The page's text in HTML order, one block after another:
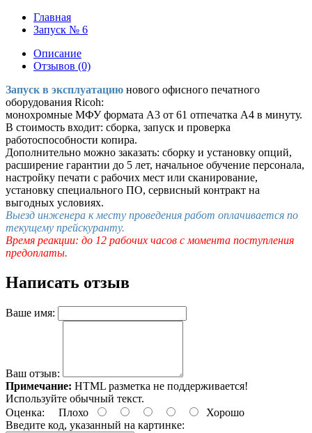
Главная
Запуск № 6
Описание
Отзывов (0)
Запуск в эксплуатацию нового офисного печатного
оборудования Ricoh:
монохромные МФУ формата А3 от 61 отпечатка A4 в минуту.
В стоимость входит: сборка, запуск и проверка
работоспособности копира.
Дополнительно можно заказать: сборку и установку опций,
расширение гарантии до 5 лет, начальное обучение персонала,
настройку печати с рабочих мест или сканирование,
установку специального ПО, сервисный контракт на
выгодных условиях.
Выезд инженера к месту проведения работ оплачивается по
текущему прейскуранту.
Время реакции: до 12 рабочих часов с момента поступления
предоплаты.
Написать отзыв
Ваше имя:
Ваш отзыв:
Примечание: HTML разметка не поддерживается!
Используйте обычный текст.
Оценка: Плохо
Хорошо
Введите код, указанный на картинке: